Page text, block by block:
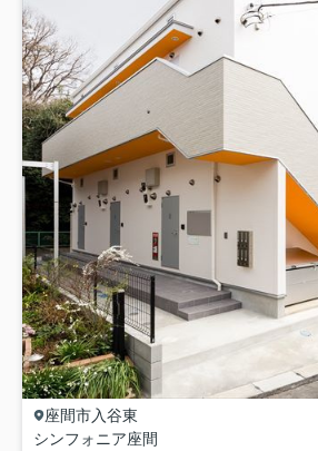
座間市入谷東
シンフォニア座間